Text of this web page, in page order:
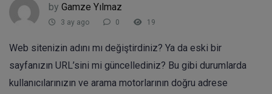
by Gamze Yılmaz
3 ay ago 0 19
Web sitenizin adını mı değiştirdiniz? Ya da eski bir
sayfanızın URL’sini mi güncellediniz? Bu gibi durumlarda
kullanıcılarınızın ve arama motorlarının doğru adrese